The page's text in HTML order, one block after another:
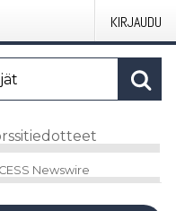
KIRJAUDU
Newswire